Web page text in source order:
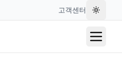
고객센터 테마 변